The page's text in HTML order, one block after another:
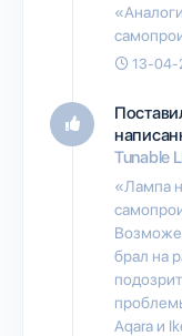
13-04-
Tunable
«Лампа
брал на
Aqara и